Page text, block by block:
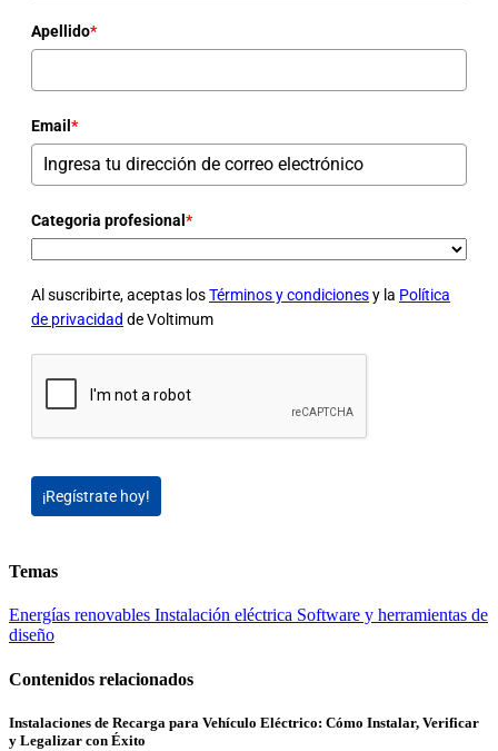
Apellido*
Email *
Categoria profesional *
Al suscribirte, aceptas losTérminos y condicionesy la Política
de privacidad de Voltimum
¡Regístrate hoy!
Temas
Energías renovables Instalación eléctrica Software y herramientas de
diseño
Contenidos relacionados
Instalaciones de Recarga para Vehículo Eléctrico: Cómo Instalar, Verificar
y Legalizar con Éxito